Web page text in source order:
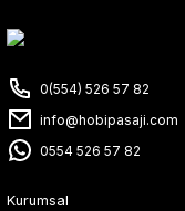
0(554) 526 57 82
info@hobipasaji.com
0554 526 57 82
Kurumsal